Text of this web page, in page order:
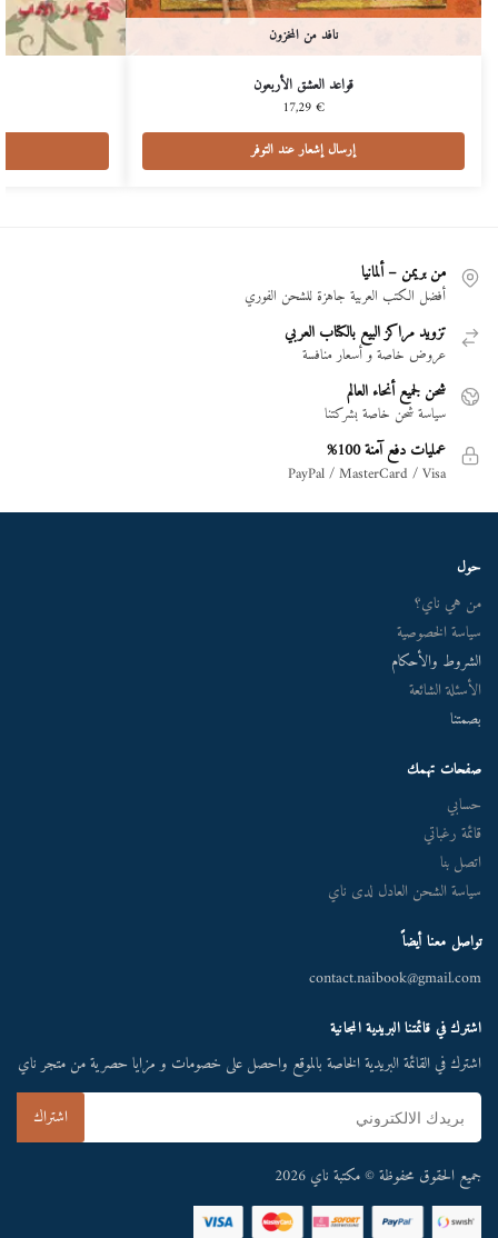
نافد من المخزون
قواعد العشق الأربعون
17,29€
إرسال إشعار عند التوفر
من بريمن – ألمانيا
أفضل الكتب العربية جاهزة للشحن الفوري
تزويد مراكز البيع بالكتاب العربي
عروض خاصة و أسعار منافسة
شحن لجميع أنحاء العالم
سياسة شحن خاصة بشركتنا
عمليات دفع آمنة 100%
PayPal / MasterCard / Visa
حول
من هي ناي؟
سياسة الخصوصية
الشروط والأحكام
الأسئلة الشائعة
بصمتنا
صفحات تهمك
حسابي
قائمة رغباتي
اتصل بنا
سياسة الشحن العادل لدى ناي
تواصل معنا أيضاً
contact.naibook@gmail.com
اشترك في قائمتنا البريدية المجانية
اشترك في القائمة البريدية الخاصة بالموقع واحصل على خصومات و مزايا حصرية من متجر ناي
جميع الحقوق محفوظة © مكتبة ناي 2026